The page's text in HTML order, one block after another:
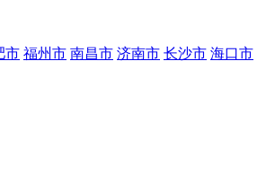
市 福州市 南昌市 济南市 长沙市 海口市